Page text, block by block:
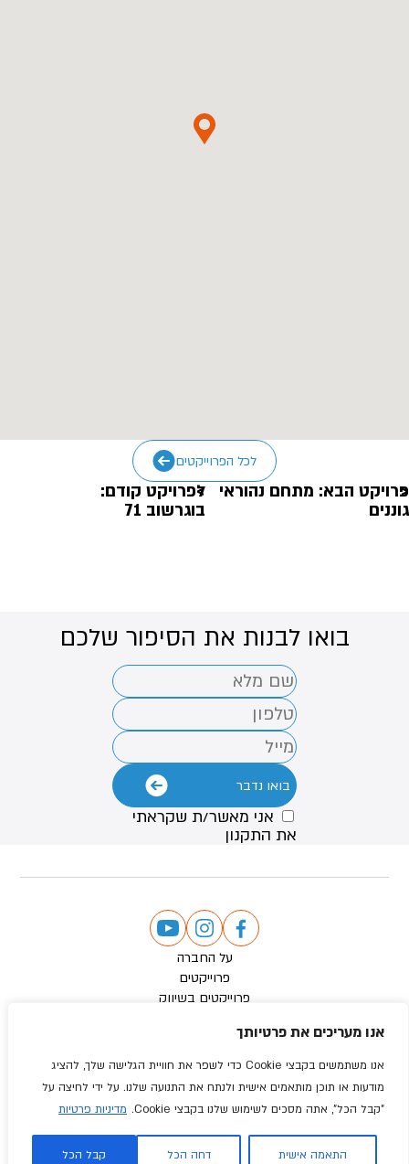
אנו מעריכים את פרטיותך
אנו משתמשים בקבצי Cookie כדי לשפר את חוויית הגלישה שלך, להציג
מודעות או תוכן מותאמים אישית ולנתח את התנועה שלנו. על ידי לחיצה על
"קבל הכל", אתה מסכים לשימוש שלנו בקבצי Cookie.
מדיניות פרטיות
התאמה אישית דחה הכל קבל הכל
לכל הפרוייקטים
פרויקט הבא: מתחם נהוראי
גוננים
לפרויקט קודם:
בוגרשוב 71
בואו לבנות את הסיפור שלכם
אני מאשר/ת שקראתי
את התקנון
על החברה
פרוייקטים
פרוייקטים בשיווק
הצהרת נגישות
תנאי שימוש
Designed & developed by: Webnoise